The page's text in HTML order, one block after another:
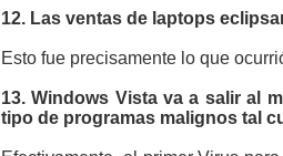
12. Las ventas de laptops
Esto fue precisamente lo que
13. Windows Vista va a salir al
tipo de programas malignos tal